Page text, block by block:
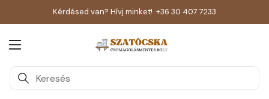
Kérdésed van? Hívj minket! +36 30 407 7233
Menü megnyitása